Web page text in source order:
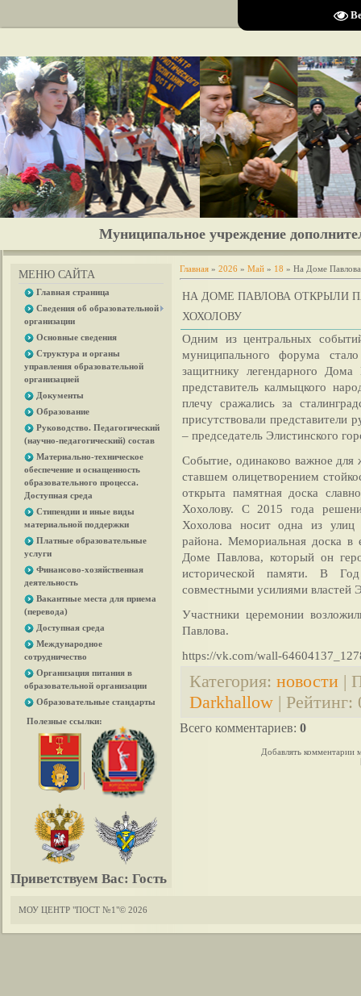
Муниципальное учреждение
МЕНЮ САЙТА
Главная страница
Сведения об образовательной
организации
Основные сведения
Структура и органы
управления образовательной
организацией
Документы
Образование
Руководство. Педагогический
(научно-педагогический) состав
Материально-техническое
обеспечение и оснащенность
образовательного процесса.
Доступная среда
Стипендии и иные виды
материальной поддержки
Платные образовательные
услуги
Финансово-хозяйственная
деятельность
Вакантные места для приема
(перевода)
Доступная среда
Международное
сотрудничество
Организация питания в
образовательной организации
Образовательные стандарты
Полезные ссылки:
Приветствуем Вас: Гость
Главная » 2026 » Май » 18 » На Доме
НА ДОМЕ ПАВЛОВА ОТКРЫЛИ
ХОХОЛОВУ
Одним из центральных
муниципального форума
защитнику легендарного
представитель калмыцкого
плечу сражались за
присутствовали представители
– председатель Элистинского
Событие, одинаково важное
ставшем олицетворением
открыта памятная доска
Хохолову. С 2015 года
Хохолова носит одна из улиц
района. Мемориальная доска в
Доме Павлова, который он
исторической памяти. В
совместными усилиями властей
Участники церемонии
Павлова.
https://vk.com/wall-
Категория: новости |
Darkhallow | Рейтинг:
Всего комментариев: 0
Добавлять комментарии
МОУ ЦЕНТР "ПОСТ №1"© 2026